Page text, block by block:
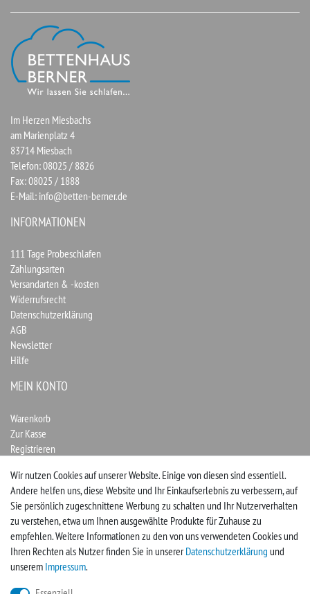
Im Herzen Miesbachs
am Marienplatz 4
83714 Miesbach
Telefon: 08025 / 8826
Fax: 08025 / 1888
E-Mail: info@betten-berner.de
INFORMATIONEN
111 Tage Probeschlafen
Zahlungsarten
Versandarten & -kosten
Widerrufsrecht
Datenschutzerklärung
AGB
Newsletter
Hilfe
MEIN KONTO
Warenkorb
Zur Kasse
Registrieren
Vertrag widerrufen
UNTERNEHMEN
Kontakt
Impressum
Wir nutzen Cookies auf unserer Website. Einige von diesen sind essentiell.
Andere helfen uns, diese Website und Ihr Einkaufserlebnis zu verbessern, auf
Sie persönlich zugeschnittene Werbung zu schalten und Ihr Nutzerverhalten
zu verstehen, etwa um Ihnen ausgewählte Produkte für Zuhause zu
empfehlen. Weitere Informationen zu den von uns verwendeten Cookies und
Ihren Rechten als Nutzer finden Sie in unsererDaten­schutz­erklärung und
unserem Impressum.